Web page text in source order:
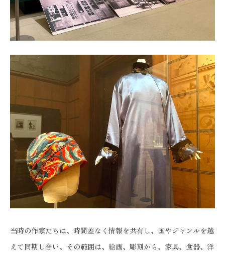
当時の作家たちは、時間差なく情報を共有し、国やジャンルを越
えて同期し合い、その範囲は、絵画、彫刻から、家具、食器、洋